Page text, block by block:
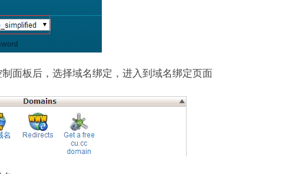
面板后，选择域名绑定，进入到域名绑定页面